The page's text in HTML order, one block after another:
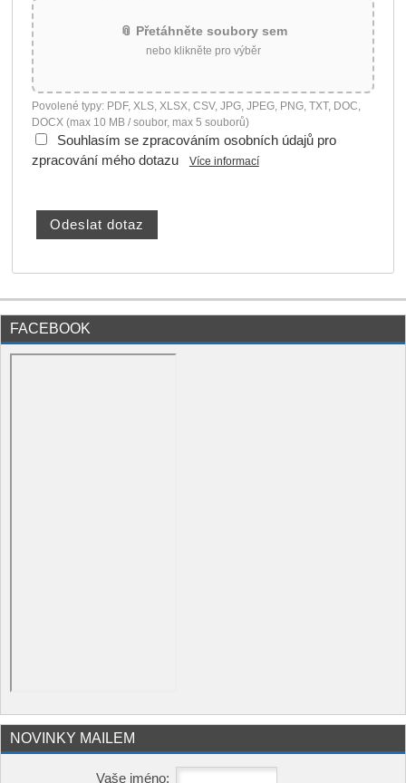
📎 Přetáhněte soubory sem
nebo klikněte pro výběr
Povolené typy: PDF, XLS, XLSX, CSV, JPG, JPEG, PNG, TXT, DOC,
DOCX (max 10 MB / soubor, max 5 souborů)
Souhlasím se zpracováním osobních údajů pro
zpracování mého dotazu
Více informací
FACEBOOK
NOVINKY MAILEM
Vaše jméno: